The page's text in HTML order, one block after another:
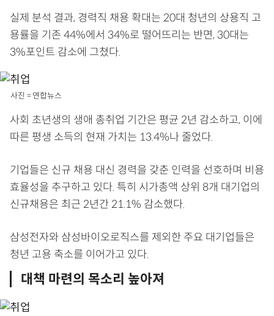
실제 분석 결과, 경력직 채용 확대는 20대 청년의 상용직 고
용률을 기존 44%에서 34%로 떨어뜨리는 반면, 30대는
3%포인트 감소에 그쳤다.
사진 = 연합뉴스
사회 초년생의 생애 총취업 기간은 평균 2년 감소하고, 이에
따른 평생 소득의 현재 가치는 13.4%나 줄었다.
기업들은 신규 채용 대신 경력을 갖춘 인력을 선호하며 비용
효율성을 추구하고 있다. 특히 시가총액 상위 8개 대기업의
신규채용은 최근 2년간 21.1% 감소했다.
삼성전자와 삼성바이오로직스를 제외한 주요 대기업들은
청년 고용 축소를 이어가고 있다.
대책 마련의 목소리 높아져